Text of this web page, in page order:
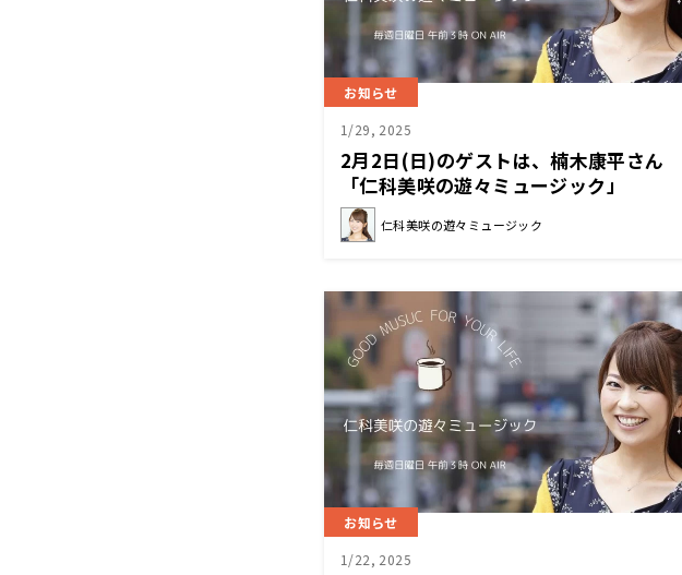
お知らせ
1/29, 2025
2月2日(日)のゲストは、楠木康平さん
「仁科美咲の遊々ミュージック」
仁科美咲の遊々ミュージック
お知らせ
1/22, 2025